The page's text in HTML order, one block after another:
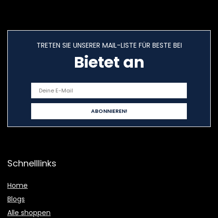
TRETEN SIE UNSERER MAIL-LISTE FÜR BESTE BEI
Bietet an
Schnelllinks
Home
Blogs
Alle shoppen